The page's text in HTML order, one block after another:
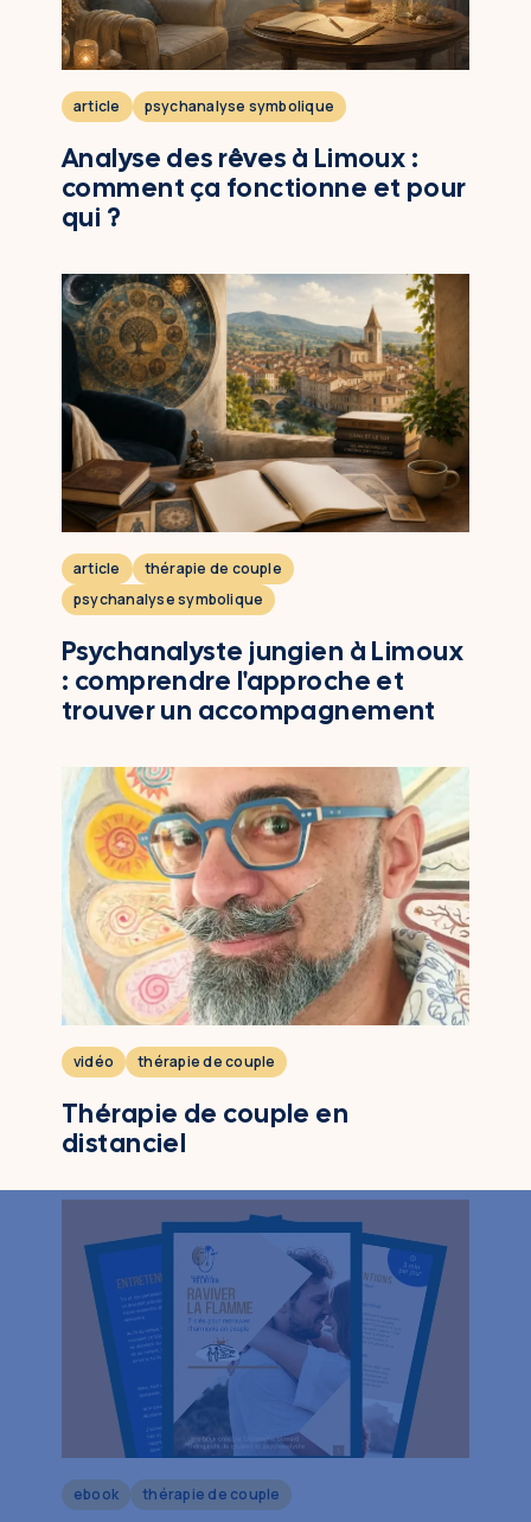
article psychanalyse symbolique
Analyse des rêves à Limoux :
comment ça fonctionne et pour
qui ?
article
thérapie de couple
psychanalyse symbolique
Psychanalyste jungien à Limoux
: comprendre l'approche et
trouver un accompagnement
vidéo thérapie de couple
Thérapie de couple en
distanciel
ebook thérapie de couple